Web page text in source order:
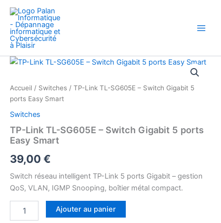
Aller
contenu
Accueil / Switches / TP-Link TL-SG605E – Switch Gigabit 5
ports Easy Smart
Switches
TP-Link TL-SG605E – Switch Gigabit 5 ports
Easy Smart
39,00 €
Switch réseau intelligent TP-Link 5 ports Gigabit – gestion
QoS, VLAN, IGMP Snooping, boîtier métal compact.
quantité
Link
TL-
SG605E
–
Switch
Gigabit
ports
Smart
Ajouter au panier